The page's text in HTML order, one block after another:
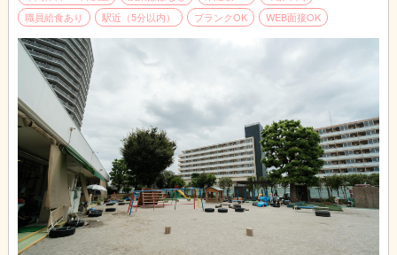
職員給食あり
駅近（5分以内） ブランクOK WEB面接OK